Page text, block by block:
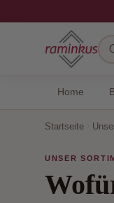
Home
Home
Bilderrahmen
Passepartouts
Platten
Pappen
Startseite
UNSER